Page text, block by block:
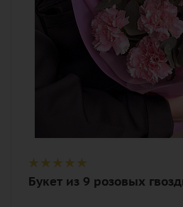
дизайнерская упаковка
Букет из 9 розовых